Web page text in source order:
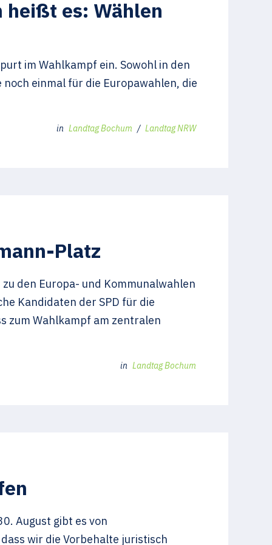
heißt es: Wählen
im Wahlkampf ein. Sowohl in den
einmal für die Europawahlen, die
in Landtag Bochum / Landtag NRW
Platz
den Europa- und Kommunalwahlen
Kandidaten der SPD für die
zum Wahlkampf am zentralen
in Landtag Bochum
August gibt es von
wir die Vorbehalte juristisch